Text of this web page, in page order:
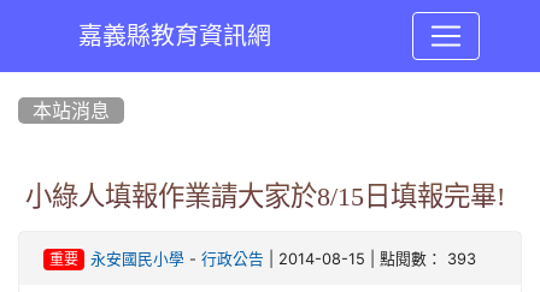
嘉義縣教育資訊網
本站消息
小綠人填報作業請大家於8/15日填報完畢!
重要 永安國民小學- 行政公告 | 2014-08-15 | 點閱數： 393